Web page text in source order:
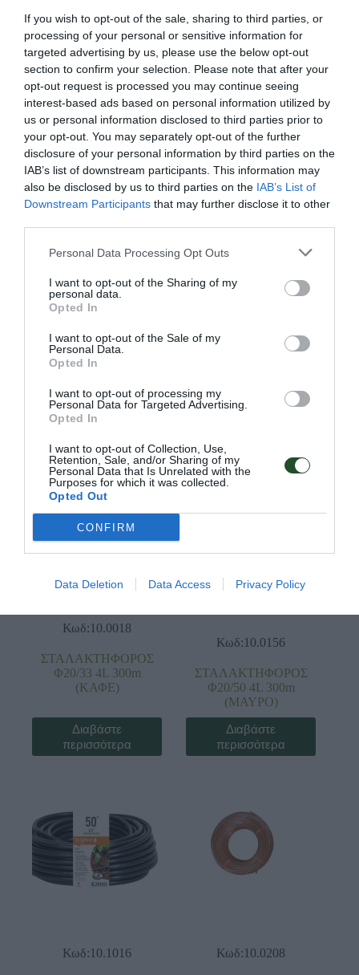
If you wish to opt-out of the sale, sharing to third parties, or
processing of your personal or sensitive information for
targeted advertising by us, please use the below opt-out
section to confirm your selection. Please note that after your
opt-out request is processed you may continue seeing
interest-based ads based on personal information utilized by
us or personal information disclosed to third parties prior to
your opt-out. You may separately opt-out of the further
disclosure of your personal information by third parties on the
IAB’s list of downstream participants. This information may
also be disclosed by us to third parties on the IAB’s List of
Downstream Participants that may further disclose it to other
Personal Data Processing Opt Outs
I want to opt-out of the Sharing of my
personal data.
Opted In
I want to opt-out of the Sale of my
Personal Data.
Opted In
I want to opt-out of processing my
Personal Data for Targeted Advertising.
Opted In
I want to opt-out of Collection, Use,
Retention, Sale, and/or Sharing of my
Personal Data that Is Unrelated with the
Purposes for which it was collected.
Opted Out
CONFIRM
Data Deletion Data Access Privacy Policy
ΣΤΑΛΑΚΤΗΦΟΡΟΣ
Φ16/33 4L 100m
(ΜΑΥΡΟ)
Διαβάστε
περισσότερα
ΣΤΑΛΑΚΤΗΦΟΡΟΣ
Φ16/33 4L 400m
(ΚΑΦΕ)
Διαβάστε
περισσότερα
ΣΤΑΛΑΚΤΗΦΟΡΟΣ
Φ16/33 4L 400m
Διαβάστε
περισσότερα
ΣΤΑΛΑΚΤΗΦΟΡΟΣ
Διαβάστε
Κωδ:10.0018
ΣΤΑΛΑΚΤΗΦΟΡΟΣ
Φ20/33 4L 300m
(ΚΑΦΕ)
Διαβάστε
περισσότερα
SOLD OUT
Κωδ:10.0156
ΣΤΑΛΑΚΤΗΦΟΡΟΣ
Φ20/50 4L 300m
(ΜΑΥΡΟ)
Διαβάστε
περισσότερα
Κωδ:10.1016 Κωδ:10.0208